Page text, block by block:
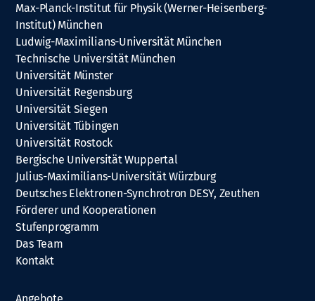
Max-Planck-Institut für Physik (Werner-Heisenberg-
Institut) München
Ludwig-Maximilians-Universität München
Technische Universität München
Universität Münster
Universität Regensburg
Universität Siegen
Universität Tübingen
Universität Rostock
Bergische Universität Wuppertal
Julius-Maximilians-Universität Würzburg
Deutsches Elektronen-Synchrotron DESY, Zeuthen
Förderer und Kooperationen
Stufenprogramm
Das Team
Kontakt